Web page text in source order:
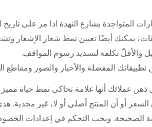
المتواجدة بشارع النهدة اذا مر على
يمكنك أيضًا تعيين نمط شعار الإشعار
والأقلّ تكلفة لتسديد رسوم المواقف.
عملائك أنها علامة تحاكي نمط حياة
أو أن المنتج أصلي أو لا، غير
الصحيحة. ويجب التحكم في إعدادات